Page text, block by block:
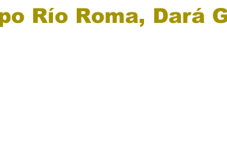
Río Roma, Dará
Celebran el mes
en la Casa de la
Progreso con